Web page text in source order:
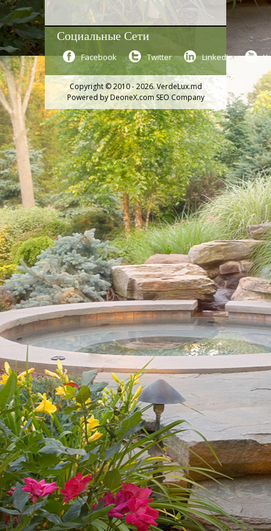
Социальные Сети
Facebook Twitter LinkedIn
Copyright © 2010 - 2026. VerdeLux.md
Powered byDeoneX.com SEO Company